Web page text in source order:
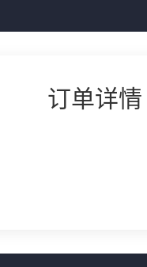
订单详情